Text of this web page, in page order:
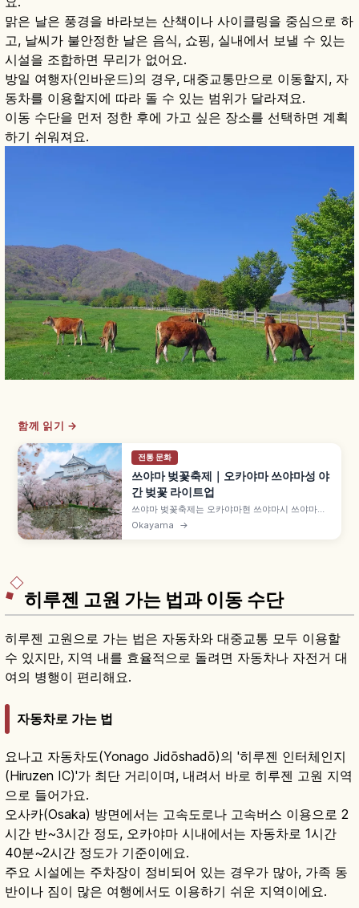
맑은 날은 풍경을 바라보는 산책이나 사이클링을 중심으로 하
고, 날씨가 불안정한 날은 음식, 쇼핑, 실내에서 보낼 수 있는
시설을 조합하면 무리가 없어요.
방일 여행자(인바운드)의 경우, 대중교통만으로 이동할지, 자
동차를 이용할지에 따라 돌 수 있는 범위가 달라져요.
이동 수단을 먼저 정한 후에 가고 싶은 장소를 선택하면 계획
하기 쉬워져요.
함께 읽기 →
전통 문화
쓰야마 벚꽃축제｜오카야마 쓰야마성 야
간 벚꽃 라이트업
쓰야마 벚꽃축제는 오카야마현 쓰야마시 쓰야마성
(가쿠잔공원)에서 매년 봄 열리는 벚꽃 축제입니다.
일본 100명성 쓰야마성 석벽과 약 1,000그루 소메
Okayama →
히루젠 고원 가는 법과 이동 수단
히루젠 고원으로 가는 법은 자동차와 대중교통 모두 이용할
수 있지만, 지역 내를 효율적으로 돌려면 자동차나 자전거 대
여의 병행이 편리해요.
자동차로 가는 법
요나고 자동차도(Yonago Jidōshadō)의 '히루젠 인터체인지
(Hiruzen IC)'가 최단 거리이며, 내려서 바로 히루젠 고원 지역
으로 들어가요.
오사카(Osaka) 방면에서는 고속도로나 고속버스 이용으로 2
시간 반~3시간 정도, 오카야마 시내에서는 자동차로 1시간
40분~2시간 정도가 기준이에요.
주요 시설에는 주차장이 정비되어 있는 경우가 많아, 가족 동
반이나 짐이 많은 여행에서도 이용하기 쉬운 지역이에요.